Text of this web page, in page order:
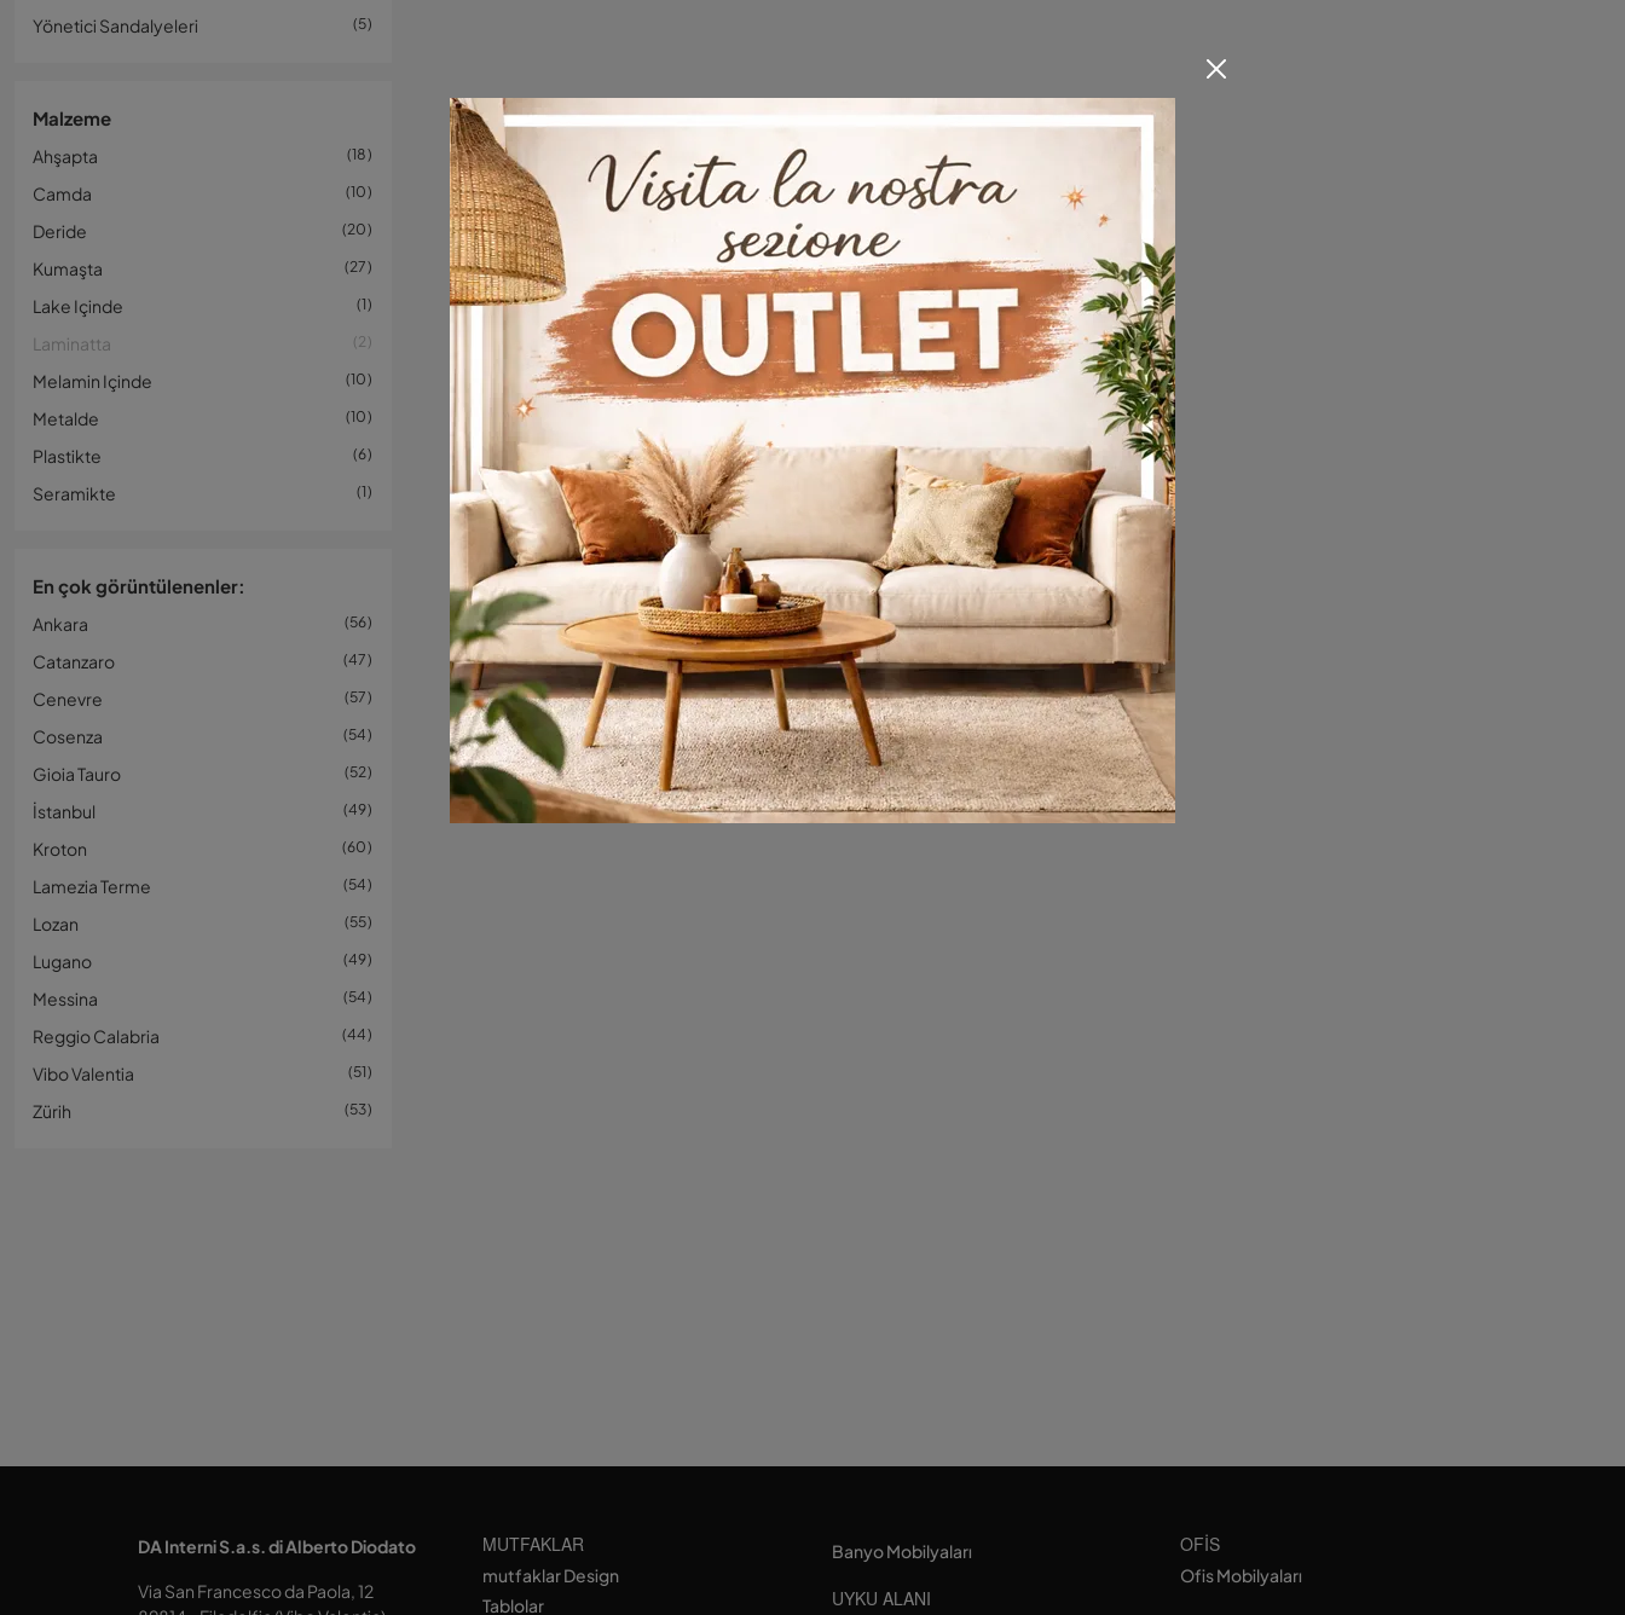
Yönetici Sandalyeleri 5
Malzeme
Ahşapta 18
Camda 10
Deride 20
Kumaşta 27
Lake Içinde 1
Laminatta 2
Melamin Içinde 10
Metalde 10
Plastikte 6
Seramikte 1
En çok görüntülenenler:
Ankara 56
Catanzaro 47
Cenevre 57
Cosenza 54
Gioia Tauro 52
İstanbul 49
Kroton 60
Lamezia Terme 54
Lozan 55
Lugano 49
Messina 54
Reggio Calabria 44
Vibo Valentia 51
Zürih 53
DA Interni S.a.s. di Alberto Diodato
Via San Francesco da Paola, 12
MUTFAKLAR
mutfaklar Design
Tablolar
Banyo Mobilyaları
UYKU ALANI
OFIS
Ofis Mobilyaları